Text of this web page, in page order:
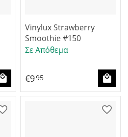
Vinylux Strawberry
Smoothie #150
Σε Απόθεμα
€995